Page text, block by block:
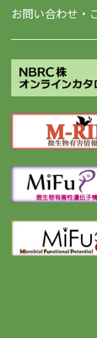
お問い合わせ・